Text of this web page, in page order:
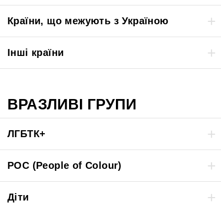
Країни, що межують з Україною
Інші країни
ВРАЗЛИВІ ГРУПИ
ЛГБТК+
POC (People of Colour)
Діти